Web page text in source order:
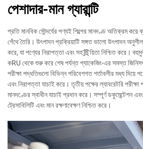
পেশাদার-মান গ্যারান্টি
প্রতি মানবিক সৌন্দর্যের পণ্যই শিল্পের মানদণ্ড অতিক্রম করে
গেঁথে তৈরি। উৎপাদন প্রক্রিয়াটি সঙ্গত ভালো উৎপাদন
করে, যা পণ্যের নিরাপত্তা এবং সহ贯য়িতা নিশ্চিত করে।
কRU থেকে শুরু করে শেষ পর্যন্ত প্যাকেজিং-এর সমস্ত
পরীক্ষা পদ্ধতিগুলো বিভিন্ন পরিবেশগত শর্তাবলীর মধ্য দিয়ে
এবং নিরাপত্তা যাচাই করে। তৃতীয় পক্ষের ল্যাবরেটরি পরীক্ষা
মানদণ্ডের স্বাধীন যাচাই প্রদান করে। সম্পূর্ণ ডকুমেন্টেশন এবং
ট্রেসাবিলিটি এবং মান রক্ষণাবেক্ষণ নিশ্চিত করে।